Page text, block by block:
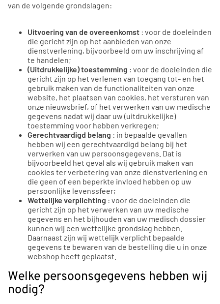
van de volgende grondslagen:
Uitvoering van de overeenkomst : voor de doeleinden
die gericht zijn op het aanbieden van onze
dienstverlening, bijvoorbeeld om uw inschrijving af
te handelen;
(Uitdrukkelijke) toestemming : voor de doeleinden die
gericht zijn op het verlenen van toegang tot- en het
gebruik maken van de functionaliteiten van onze
website, het plaatsen van cookies, het versturen van
onze nieuwsbrief, of het verwerken van uw medische
gegevens nadat wij daar uw (uitdrukkelijke)
toestemming voor hebben verkregen;
Gerechtvaardigd belang : in bepaalde gevallen
hebben wij een gerechtvaardigd belang bij het
verwerken van uw persoonsgegevens. Dat is
bijvoorbeeld het geval als wij gebruik maken van
cookies ter verbetering van onze dienstverlening en
die geen of een beperkte invloed hebben op uw
persoonlijke levenssfeer;
Wettelijke verplichting : voor de doeleinden die
gericht zijn op het verwerken van uw medische
gegevens en het bijhouden van uw medisch dossier
kunnen wij een wettelijke grondslag hebben.
Daarnaast zijn wij wettelijk verplicht bepaalde
gegevens te bewaren van de bestelling die u in onze
webshop heeft geplaatst.
Welke persoonsgegevens hebben wij
nodig?